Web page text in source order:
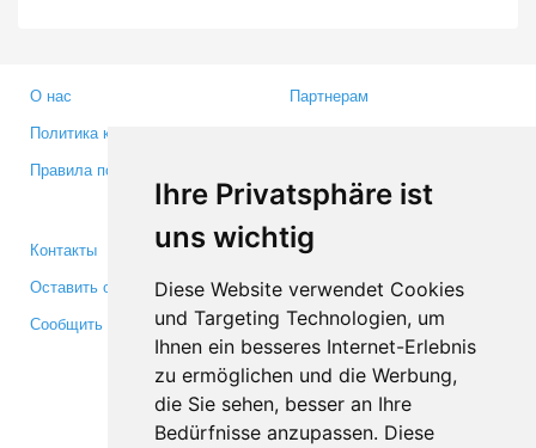
Ihre Privatsphäre ist
uns wichtig
Diese Website verwendet Cookies
und Targeting Technologien, um
Ihnen ein besseres Internet-Erlebnis
zu ermöglichen und die Werbung,
die Sie sehen, besser an Ihre
Bedürfnisse anzupassen. Diese
О нас
Политика конфиденциальности
Правила пользования
Партнерам
Медиа
Контакты
Оставить отзыв
Сообщить об ошибке
Facebook
Twitter
YouTube
Google+
Makis© Copyright 2026